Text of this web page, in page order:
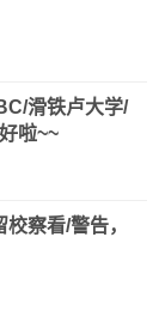
滑铁卢大学/
啦~~
察看/警告，